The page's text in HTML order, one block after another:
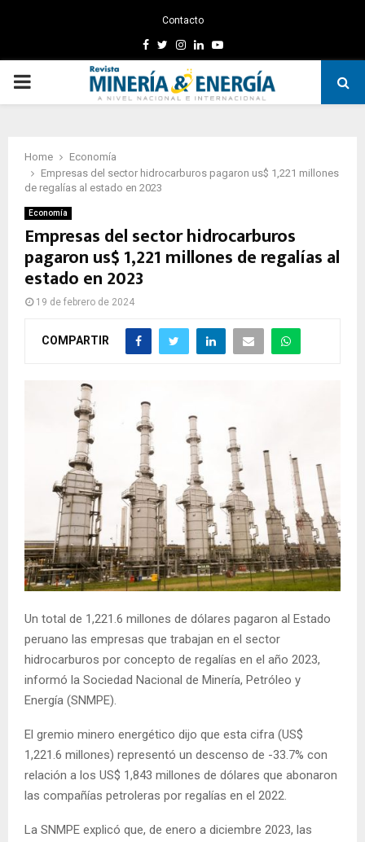
Contacto
Facebook
TwitterInstagram
LinkedinYoutube
PRIMARY
Home
Economía
Empresas del sector hidrocarburos pagaron us$ 1,221 millones
de regalías al estado en 2023
Economía
Empresas del sector hidrocarburos
pagaron us$ 1,221 millones de regalías al
estado en 2023
19 de febrero de 2024
COMPARTIR
Un total de 1,221.6 millones de dólares pagaron al Estado
peruano las empresas que trabajan en el sector
hidrocarburos por concepto de regalías en el año 2023,
informó la Sociedad Nacional de Minería, Petróleo y
Energía (SNMPE).
El gremio minero energético dijo que esta cifra (US$
1,221.6 millones) representó un descenso de -33.7% con
relación a los US$ 1,843 millones de dólares que abonaron
las compañías petroleras por regalías en el 2022.
La SNMPE explicó que, de enero a diciembre 2023, las